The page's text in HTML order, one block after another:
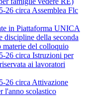
26 circa Assemblea Flc
in Piattaforma UNICA
discipline della seconda
materie del colloquio
26 circa Istruzioni per
ai lavoratori
26 circa Attivazione
l'anno scolastico